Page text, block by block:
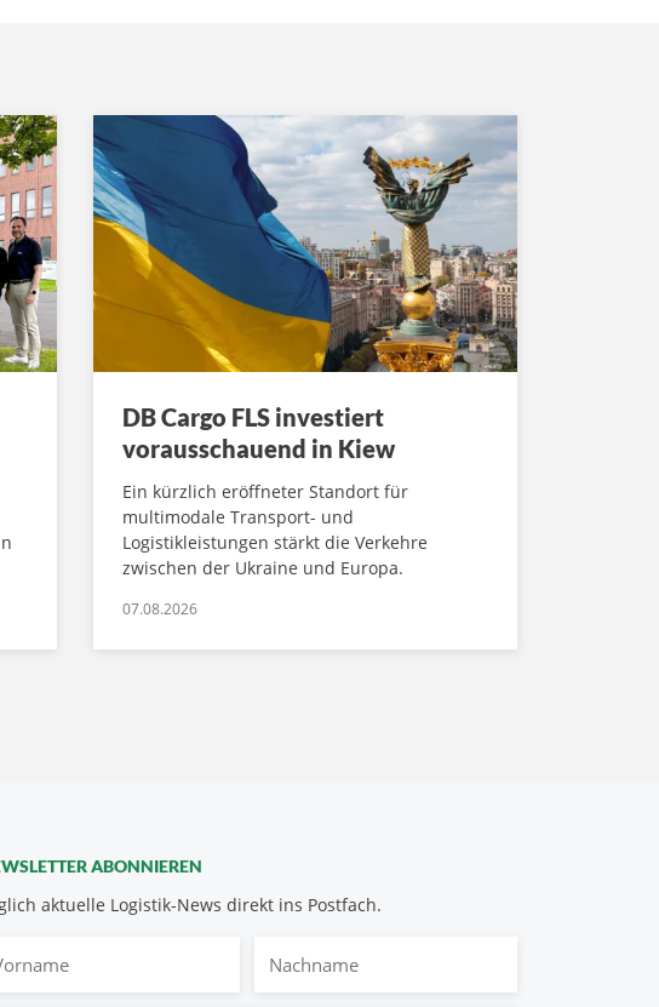
DB Cargo FLS investiert
vorausschauend in Kiew
Ein kürzlich eröffneter Standort für
multimodale Transport- und
Logistikleistungen stärkt die Verkehre
zwischen der Ukraine und Europa.
07.08.2026
ABONNIEREN
aktuelle Logistik-News direkt ins Postfach.